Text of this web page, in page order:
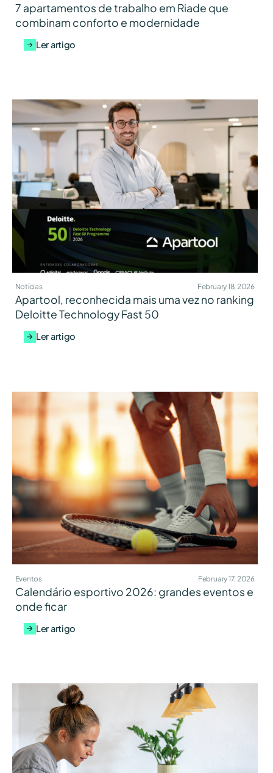
7 apartamentos de trabalho em Riade que
combinam conforto e modernidade
Ler artigo
Notícias February 18, 2026
Apartool, reconhecida mais uma vez no ranking
Deloitte Technology Fast 50
Ler artigo
Eventos February 17, 2026
Calendário esportivo 2026: grandes eventos e
onde ficar
Ler artigo